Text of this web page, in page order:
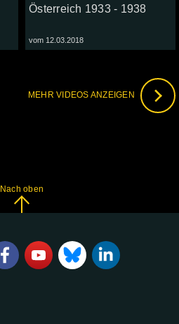
Österreich 1933 - 1938
vom 12.03.2018
MEHR VIDEOS ANZEIGEN
Nach oben